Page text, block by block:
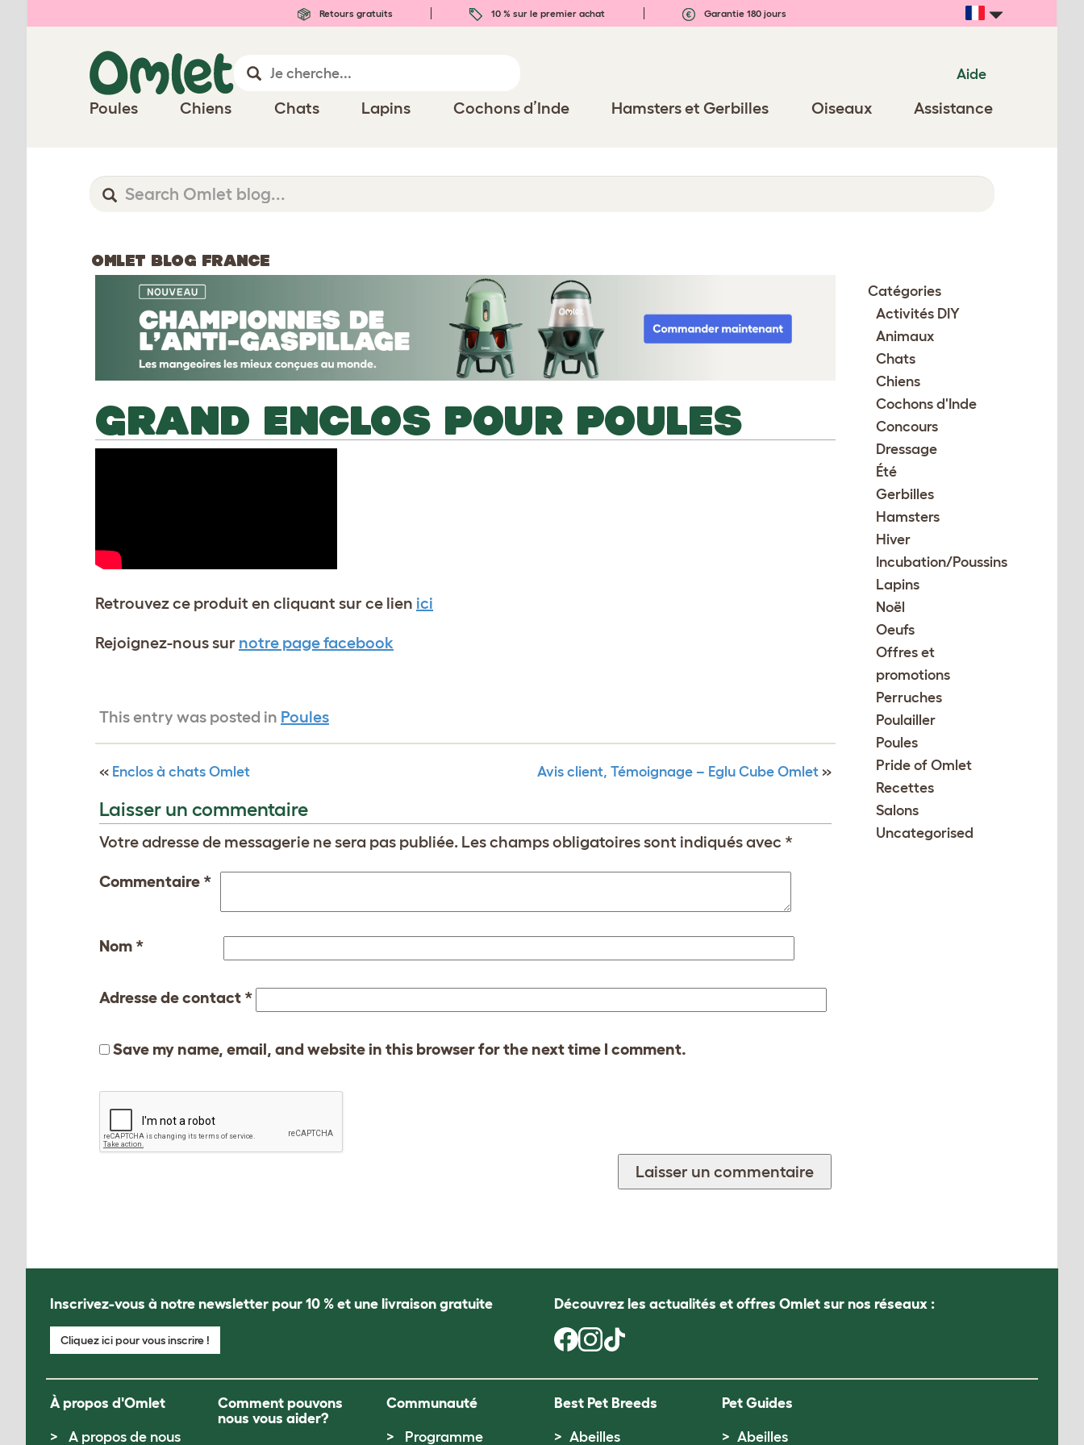
Retours gratuits 10 % sur le premier achat Garantie 180 jours
Aide
Poules Chiens Chats Lapins Cochons d’Inde Hamsters et Gerbilles Oiseaux Assistance
OMLET BLOG FRANCE
GRAND ENCLOS POUR POULES
Retrouvez ce produit en cliquant sur ce lien ici
Rejoignez-nous sur notre page facebook
This entry was posted in Poules
« Enclos à chats Omlet Avis client, Témoignage – Eglu Cube Omlet »
Laisser un commentaire
Votre adresse de messagerie ne sera pas publiée. Les champs obligatoires sont indiqués avec *
Commentaire *
Nom *
Adresse de contact *
Save my name, email, and website in this browser for the next time I comment.
Catégories
Activités DIY
Animaux
Chats
Chiens
Cochons d'Inde
Concours
Dressage
Été
Gerbilles
Hamsters
Hiver
Incubation/Poussins
Lapins
Noël
Oeufs
Offres et
promotions
Perruches
Poulailler
Poules
Pride of Omlet
Recettes
Salons
Uncategorised
Inscrivez-vous à notre newsletter pour 10 % et une livraison gratuite
Cliquez ici pour vous inscrire !
Découvrez les actualités et offres Omlet sur nos réseaux :
À propos d'Omlet
A propos de nous
Comment pouvons
nous vous aider?
Communauté
Programme
Best Pet Breeds
Abeilles
Pet Guides
Abeilles